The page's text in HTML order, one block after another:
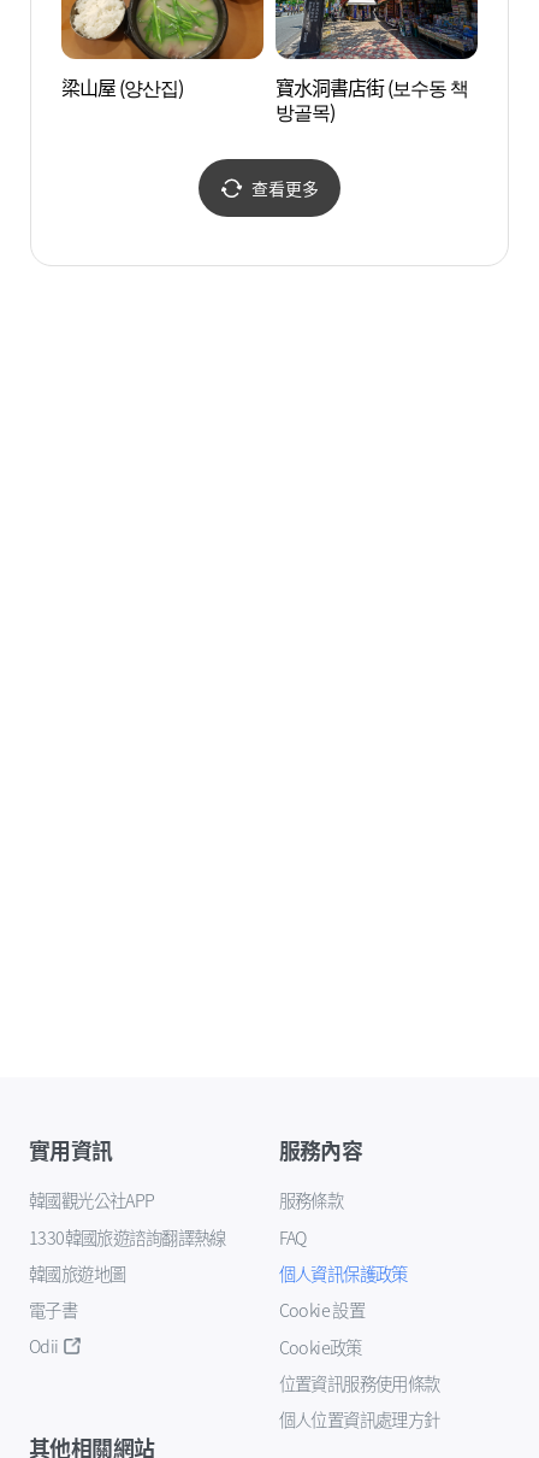
梁山屋 (양산집)
寶水洞書店街 (보수동 책
방골목)
查看更多
實用資訊
韓國觀光公社APP
1330韓國旅遊諮詢翻譯熱線
韓國旅遊地圖
電子書
Odii
服務內容
服務條款
FAQ
個人資訊保護政策
Cookie 設置
Cookie政策
位置資訊服務使用條款
個人位置資訊處理方針
其他相關網站